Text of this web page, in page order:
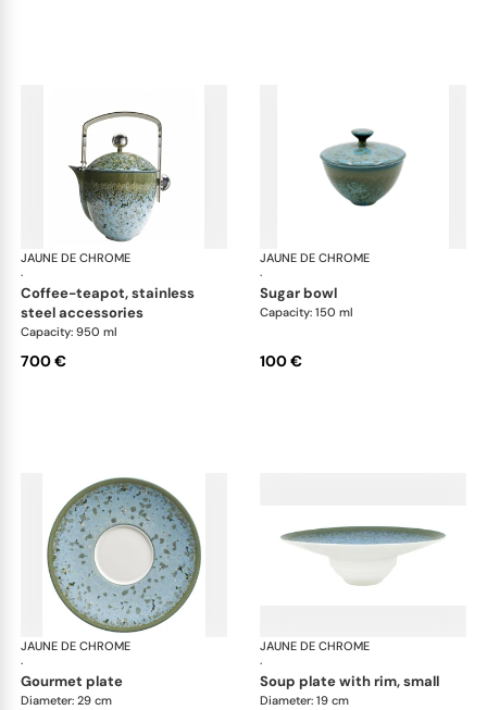
JAUNE DE CHROME
·
Nymphéa
coffee-teapot, stainless
steel accessories
Capacity: 950 ml
700 €
JAUNE DE CHROME
·
sugar bowl
Capacity: 150 ml
100 €
JAUNE DE CHROME
·
Nymphéa
gourmet plate
Diameter: 29 cm
JAUNE DE CHROME
·
soup plate with rim, small
Diameter: 19 cm